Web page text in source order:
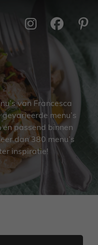
van Francesca
menu’s
passend binnen
dan 380 menu’s
inspiratie!